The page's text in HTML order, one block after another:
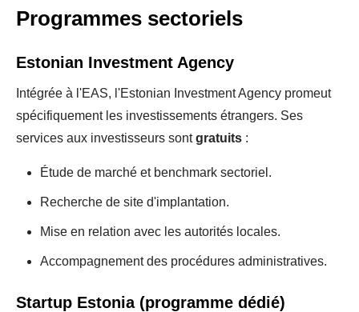
Programmes sectoriels
Estonian Investment Agency
Intégrée à l'EAS, l'Estonian Investment Agency promeut
spécifiquement les investissements étrangers. Ses
services aux investisseurs sontgratuits :
Étude de marché et benchmark sectoriel.
Recherche de site d'implantation.
Mise en relation avec les autorités locales.
Accompagnement des procédures administratives.
Startup Estonia (programme dédié)